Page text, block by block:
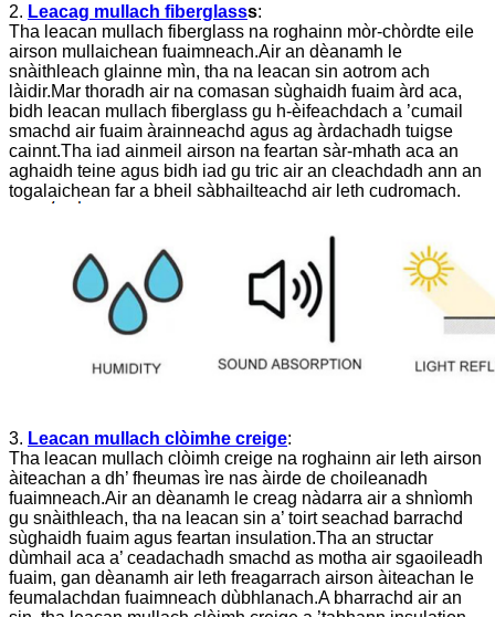
2. Leacag mullach fiberglasss:
Tha leacan mullach fiberglass na roghainn mòr-chòrdte eile
airson mullaichean fuaimneach.Air an dèanamh le
snàithleach glainne mìn, tha na leacan sin aotrom ach
làidir.Mar thoradh air na comasan sùghaidh fuaim àrd aca,
bidh leacan mullach fiberglass gu h-èifeachdach a ’cumail
smachd air fuaim àrainneachd agus ag àrdachadh tuigse
cainnt.Tha iad ainmeil airson na feartan sàr-mhath aca an
aghaidh teine ​​​​agus bidh iad gu tric air an cleachdadh ann an
togalaichean far a bheil sàbhailteachd air leth cudromach.
3. Leacan mullach clòimhe creige:
Tha leacan mullach clòimh creige na roghainn air leth airson
àiteachan a dh’ fheumas ìre nas àirde de choileanadh
fuaimneach.Air an dèanamh le creag nàdarra air a shnìomh
gu snàithleach, tha na leacan sin a’ toirt seachad barrachd
sùghaidh fuaim agus feartan insulation.Tha an structar
dùmhail aca a’ ceadachadh smachd as motha air sgaoileadh
fuaim, gan dèanamh air leth freagarrach airson àiteachan le
feumalachdan fuaimneach dùbhlanach.A bharrachd air an